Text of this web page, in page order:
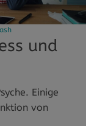
und
Einige
von